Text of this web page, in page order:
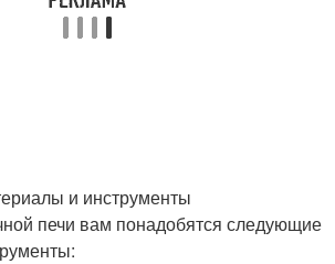
и инструменты
печи вам понадобятся следующие